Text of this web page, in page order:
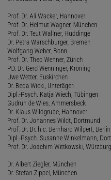
Prof. Dr. Ali Wacker, Hannover
Prof. Dr. Helmut Wagner, München
Prof. Dr. Teut Wallner, Huddinge
Dr. Petra Warschburger, Bremen
Wolfgang Weber, Bonn
Prof. Dr. Theo Wehner, Zürich
PD. Dr. Gerd Wenninger, Kröning
Uwe Wetter, Euskirchen
Dr. Beda Wicki, Unterägeri
Dipl.-Psych. Katja Wiech, Tübingen
Gudrun de Wies, Ammersbeck
Dr. Klaus Wildgrube, Hannover
Prof. Dr. Johannes Wildt, Dortmund
Prof. Dr. Dr. h.c. Bernhard Wilpert, Berlin
Dipl.-Psych. Susanne Winkelmann,
Prof. Dr. Joachim Wittkowski, Würzburg
Dr. Albert Ziegler, München
Dr. Stefan Zippel, München